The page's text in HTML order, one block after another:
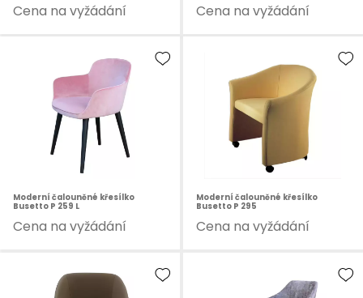
Cena na vyžádání Cena na vyžádání
Moderní čalouněné křesílko
Busetto P 259 L
Cena na vyžádání
Moderní čalouněné křesílko
Busetto P 295
Cena na vyžádání